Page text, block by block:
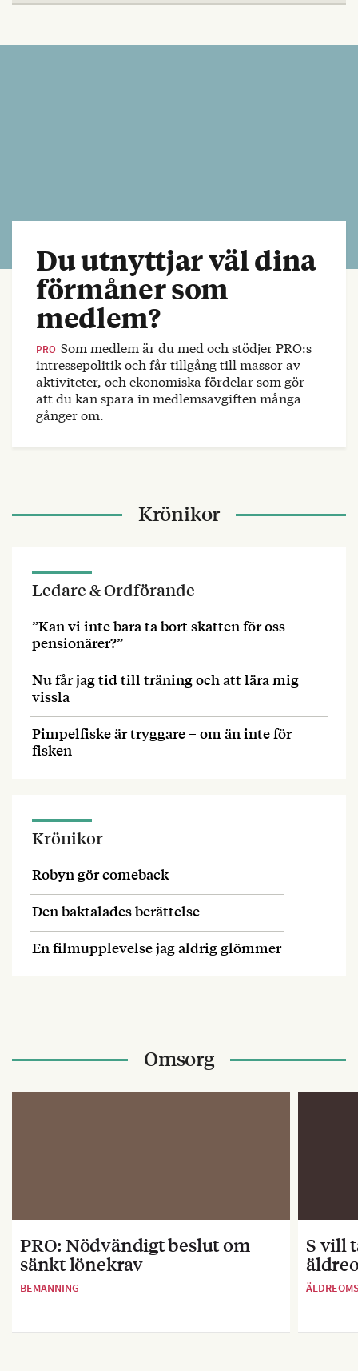
Du utnyttjar väl dina
förmåner som
medlem?
PRO Som medlem är du med och stödjer PRO:s
intressepolitik och får tillgång till massor av
aktiviteter, och ekonomiska fördelar som gör
att du kan spara in medlemsavgiften många
gånger om.
Krönikor
Ledare & Ordförande
”Kan vi inte bara ta bort skatten för oss
pensionärer?”
Nu får jag tid till träning och att lära mig
vissla
Pimpelfiske är tryggare – om än inte för
fisken
Krönikor
Robyn gör comeback
Den baktalades berättelse
En filmupplevelse jag aldrig glömmer
Omsorg
PRO: Nödvändigt beslut om
sänkt lönekrav
BEMANNING
S vill